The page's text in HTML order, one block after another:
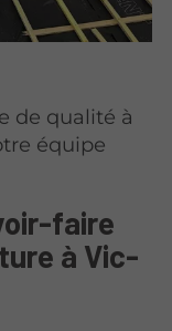
de qualité à
équipe
faire
à Vic-